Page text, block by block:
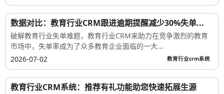
数据对比：教育行业CRM跟进逾期提醒减少30%失单...
破解教育行业失单难题，教育行业CRM来助力在竞争激烈的教育
市场中，失单率成为了众多教育企业面临的一大...
2026-07-02
教育行业crm系统
教育行业CRM系统：推荐有礼功能助您快速拓展生源